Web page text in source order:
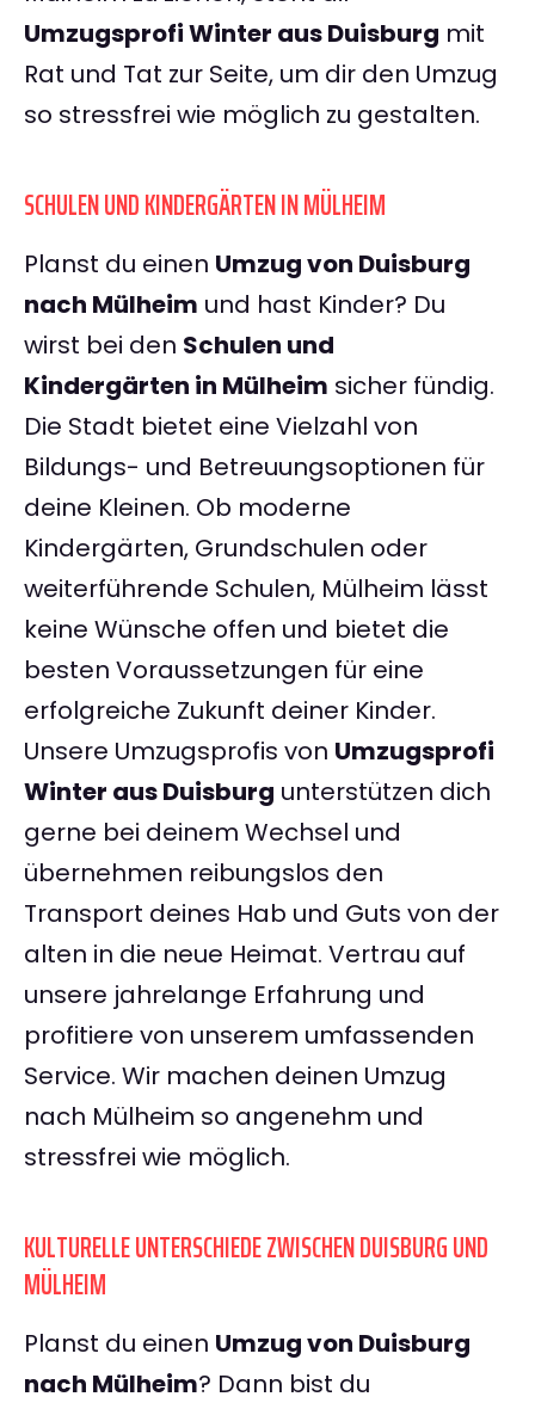
Umzugsprofi Winter aus Duisburg mit
Rat und Tat zur Seite, um dir den Umzug
so stressfrei wie möglich zu gestalten.
SCHULEN UND KINDERGÄRTEN IN MÜLHEIM
Planst du einen Umzug von Duisburg
nach Mülheim und hast Kinder? Du
wirst bei den Schulen und
Kindergärten in Mülheim sicher fündig.
Die Stadt bietet eine Vielzahl von
Bildungs- und Betreuungsoptionen für
deine Kleinen. Ob moderne
Kindergärten, Grundschulen oder
weiterführende Schulen, Mülheim lässt
keine Wünsche offen und bietet die
besten Voraussetzungen für eine
erfolgreiche Zukunft deiner Kinder.
Unsere Umzugsprofis von Umzugsprofi
Winter aus Duisburg unterstützen dich
gerne bei deinem Wechsel und
übernehmen reibungslos den
Transport deines Hab und Guts von der
alten in die neue Heimat. Vertrau auf
unsere jahrelange Erfahrung und
profitiere von unserem umfassenden
Service. Wir machen deinen Umzug
nach Mülheim so angenehm und
stressfrei wie möglich.
KULTURELLE UNTERSCHIEDE ZWISCHEN DUISBURG UND
MÜLHEIM
Planst du einen Umzug von Duisburg
nach Mülheim? Dann bist du